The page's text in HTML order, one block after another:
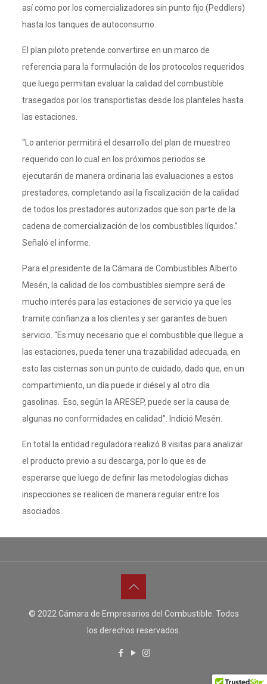
así como por los comercializadores sin punto fijo (Peddlers)
hasta los tanques de autoconsumo.
El plan piloto pretende convertirse en un marco de
referencia para la formulación de los protocolos requeridos
que luego permitan evaluar la calidad del combustible
trasegados por los transportistas desde los planteles hasta
las estaciones.
“Lo anterior permitirá el desarrollo del plan de muestreo
requerido con lo cual en los próximos periodos se
ejecutarán de manera ordinaria las evaluaciones a estos
prestadores, completando así la fiscalización de la calidad
de todos los prestadores autorizados que son parte de la
cadena de comercialización de los combustibles líquidos.”
Señaló el informe.
Para el presidente de la Cámara de Combustibles Alberto
Mesén, la calidad de los combustibles siempre será de
mucho interés para las estaciones de servicio ya que les
tramite confianza a los clientes y ser garantes de buen
servicio. “Es muy necesario que el combustible que llegue a
las estaciones, pueda tener una trazabilidad adecuada, en
esto las cisternas son un punto de cuidado, dado que, en un
compartimiento, un día puede ir diésel y al otro día
gasolinas. Eso, según la ARESEP, puede ser la causa de
algunas no conformidades en calidad”. Indició Mesén.
En total la entidad reguladora realizó 8 visitas para analizar
el producto previo a su descarga, por lo que es de
esperarse que luego de definir las metodologías dichas
inspecciones se realicen de manera regular entre los
asociados.
© 2022 Cámara de Empresarios del Combustible. Todos
los derechos reservados.